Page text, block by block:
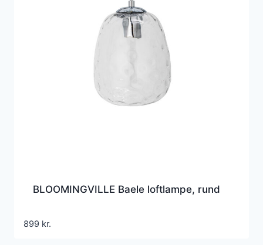
BLOOMINGVILLE Baele loftlampe, rund
899 kr.